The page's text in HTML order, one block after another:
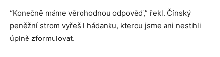
“Konečně máme věrohodnou odpověď,” řekl. Čínský
peněžní strom vyřešil hádanku, kterou jsme ani nestihli
úplně zformulovat.